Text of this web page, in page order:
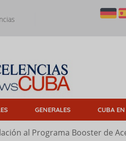
GENERALES CUBA
al Programa Booster de